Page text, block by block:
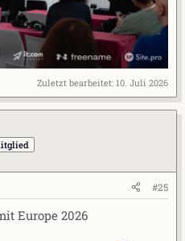
Zuletzt bearbeitet: 10. Juli 2026
#25
Europe 2026